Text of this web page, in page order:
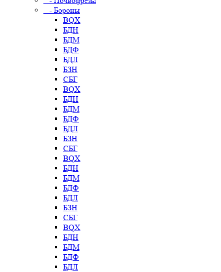
- Бороны
BQX
БДН
БДМ
БДФ
БДЛ
БЗН
СБГ
BQX
БДН
БДМ
БДФ
БДЛ
БЗН
СБГ
BQX
БДН
БДМ
БДФ
БДЛ
БЗН
СБГ
BQX
БДН
БДМ
БДФ
БДЛ